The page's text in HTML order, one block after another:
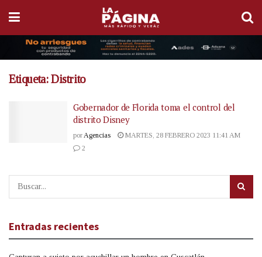
Etiqueta:Distrito
Gobernador de Florida toma el control del
distrito Disney
por Agencias
MARTES, 28 FEBRERO 2023 11:41 AM
2
Entradas recientes